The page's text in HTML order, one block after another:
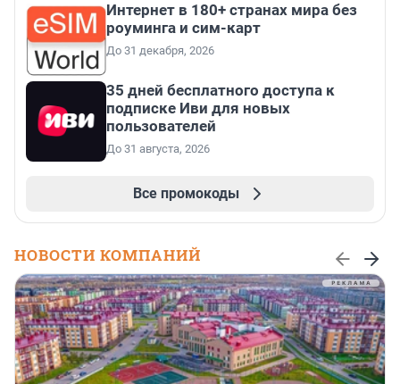
Интернет в 180+ странах мира без
роуминга и сим-карт
До 31 декабря, 2026
35 дней бесплатного доступа к
подписке Иви для новых
пользователей
До 31 августа, 2026
Все промокоды
НОВОСТИ КОМПАНИЙ